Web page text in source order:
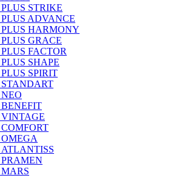
PLUS STRIKE
PLUS ADVANCE
PLUS HARMONY
PLUS GRACE
PLUS FACTOR
PLUS SHAPE
PLUS SPIRIT
STANDART
NEO
BENEFIT
VINTAGE
COMFORT
OMEGA
ATLANTISS
PRAMEN
MARS